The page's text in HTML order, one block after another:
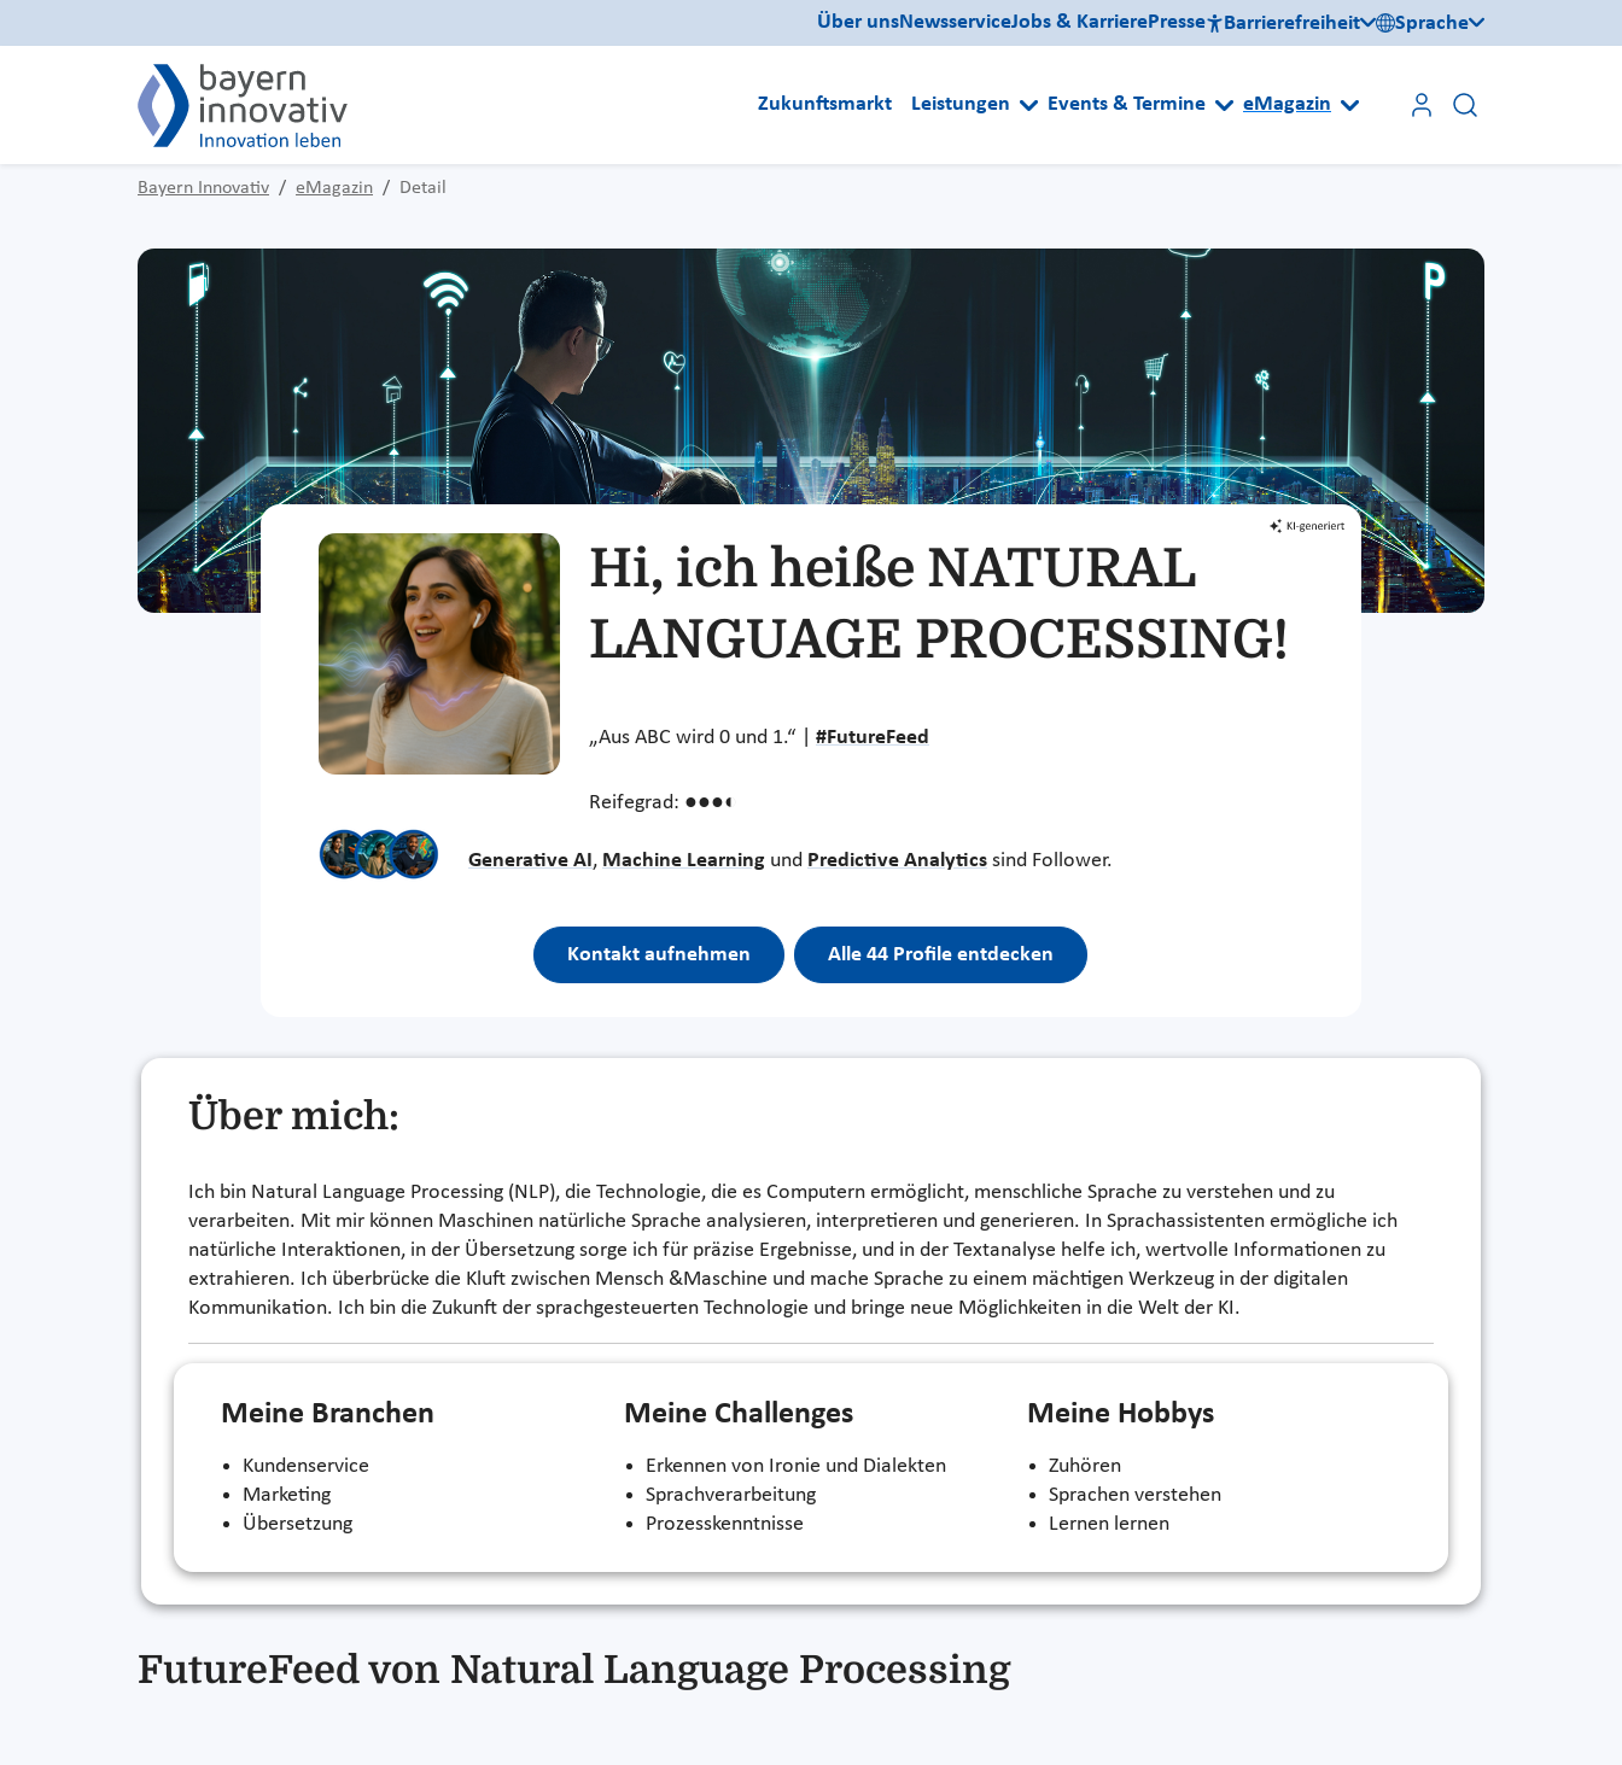
Über unsNewsserviceJobs & KarrierePresse Barrierefreiheit Sprache
Zukunftsmarkt Leistungen Events & Termine eMagazin
Bayern Innovativ eMagazin Detail
Hi, ich heiße NATURAL
LANGUAGE PROCESSING!
„Aus ABC wird 0 und 1.“ | #FutureFeed
Reifegrad: ●●●◐
Generative AI, Machine Learning und Predictive Analytics sind Follower.
Kontakt aufnehmen Alle 44 Profile entdecken
Über mich:
Ich bin Natural Language Processing (NLP), die Technologie, die es Computern ermöglicht, menschliche Sprache zu verstehen und zu
verarbeiten. Mit mir können Maschinen natürliche Sprache analysieren, interpretieren und generieren. In Sprachassistenten ermögliche ich
natürliche Interaktionen, in der Übersetzung sorge ich für präzise Ergebnisse, und in der Textanalyse helfe ich, wertvolle Informationen zu
extrahieren. Ich überbrücke die Kluft zwischen Mensch &Maschine und mache Sprache zu einem mächtigen Werkzeug in der digitalen
Kommunikation. Ich bin die Zukunft der sprachgesteuerten Technologie und bringe neue Möglichkeiten in die Welt der KI.
Meine Branchen
Kundenservice
Marketing
Übersetzung
Meine Challenges
Erkennen von Ironie und Dialekten
Sprachverarbeitung
Prozesskenntnisse
Meine Hobbys
Zuhören
Sprachen verstehen
Lernen lernen
FutureFeed von Natural Language Processing